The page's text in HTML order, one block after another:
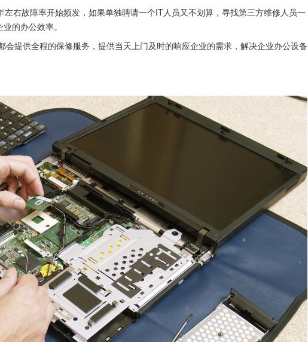
右故障率开始频发，如果单独聘请一个IT人员又不划算，寻找第三方维修人员一
的办公效率。
提供全程的保修服务，提供当天上门及时的响应企业的需求，解决企业办公设备